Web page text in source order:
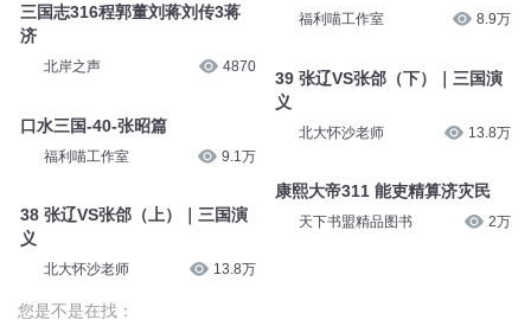
三国志316程郭董刘蒋刘传3蒋
济
北岸之声 4870
口水三国-40-张昭篇
福利喵工作室 9.1万
38 张辽VS张郃（上）｜三国演
义
北大怀沙老师 13.8万
福利喵工作室 8.9万
39 张辽VS张郃（下）｜三国演
义
北大怀沙老师 13.8万
康熙大帝311 能吏精算济灾民
天下书盟精品图书 2万
您是不是在找：